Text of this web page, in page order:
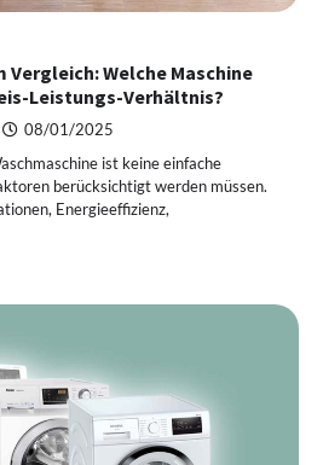
Vergleich: Welche Maschine
Leistungs-Verhältnis?
08/01/2025
ist keine einfache
berücksichtigt werden müssen.
Energieeffizienz,